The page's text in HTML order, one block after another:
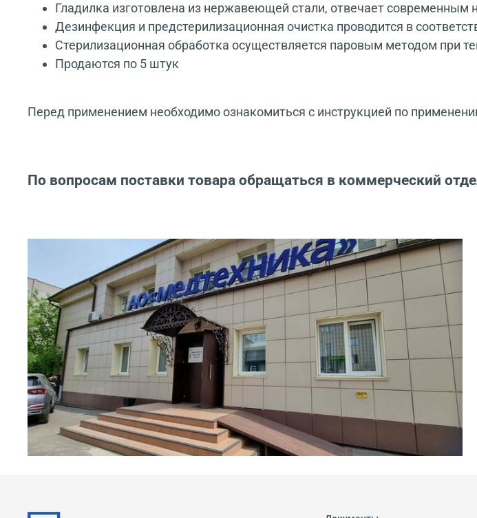
Гладилка изготовлена из нержавеющей стали, отвечает
Дезинфекция и предстерилизационная очистка проводится в
Стерилизационная обработка осуществляется паровым методом при
Продаются по 5 штук
Перед применением необходимо ознакомиться с инструкцией по
По вопросам поставки товара обращаться в коммерческий